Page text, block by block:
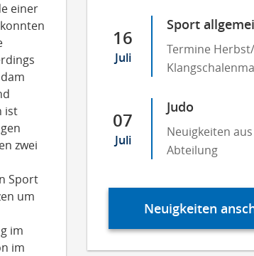
einer
ist
zwei
Sport
um
im
im
16
Juli
Sport
Termine
07
Juli
Judo
Neuigkeiten
Abteilung
Neuigkeiten